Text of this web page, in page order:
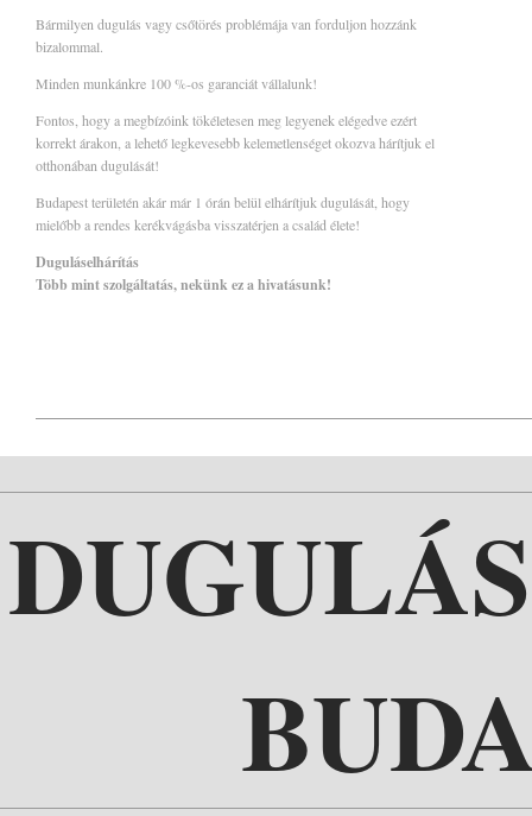
Bármilyen dugulás vagy csőtörés problémája van forduljon hozzánk
bizalommal.
Minden munkánkre 100 %-os garanciát vállalunk!
Fontos, hogy a megbízóink tökéletesen meg legyenek elégedve ezért
korrekt árakon, a lehető legkevesebb kelemetlenséget okozva hárítjuk el
otthonában dugulását!
Budapest területén akár már 1 órán belül elhárítjuk dugulását, hogy
mielőbb a rendes kerékvágásba visszatérjen a család élete!
Duguláselhárítás
Több mint szolgáltatás, nekünk ez a hivatásunk!